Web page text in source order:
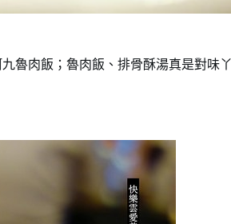
魯肉飯；魯肉飯、排骨酥湯真是對味丫